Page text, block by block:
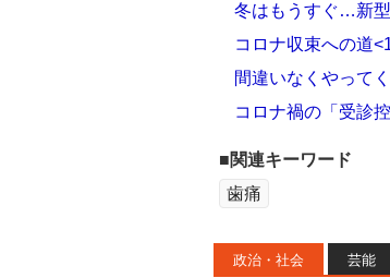
冬はもうすぐ…新
コロナ収束への道
間違いなくやって
コロナ禍の「受診
■関連キーワード
歯痛
政治・社会 芸能